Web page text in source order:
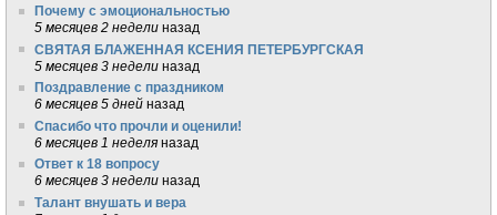
Почему с эмоциональностью
5 месяцев 2 недели назад
СВЯТАЯ БЛАЖЕННАЯ КСЕНИЯ ПЕТЕРБУРГСКАЯ
5 месяцев 3 недели назад
Поздравление с праздником
6 месяцев 5 дней назад
Спасибо что прочли и оценили!
6 месяцев 1 неделя назад
Ответ к 18 вопросу
6 месяцев 3 недели назад
Талант внушать и вера